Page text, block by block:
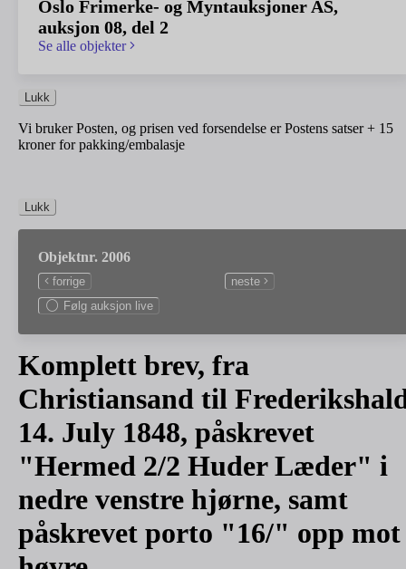
Oslo Frimerke- og Myntauksjoner AS,
auksjon 08, del 2
Se alle objekter
Lukk
Vi bruker Posten, og prisen ved forsendelse er Postens satser + 15
kroner for pakking/embalasje
Lukk
Objektnr. 2006
forrige
neste
Følg auksjon live
Komplett brev, fra
Christiansand til
14. July 1848, påskrevet
"Hermed 2/2 Huder Læder" i
nedre venstre hjørne, samt
påskrevet porto "16/" opp mot